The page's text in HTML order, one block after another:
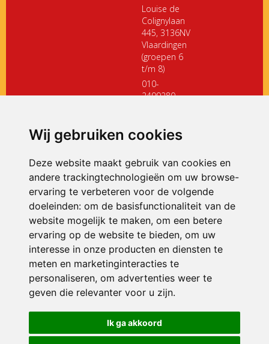
Wij gebruiken cookies
Deze website maakt gebruik van cookies en
andere trackingtechnologieën om uw browse-
ervaring te verbeteren voor de volgende
doeleinden: om de basisfunctionaliteit van de
website mogelijk te maken, om een betere
ervaring op de website te bieden, om uw
interesse in onze producten en diensten te
meten en marketinginteracties te
personaliseren, om advertenties weer te
geven die relevanter voor u zijn.
Ik ga akkoord
Louise de
Colignylaan
445, 3136NV
Vlaardingen
(groepen 6
t/m 8)
010-
2499280
ONDERDEEL VAN
© 2026 De Hoeksteen | Alle rechten voorbehouden
Privacy policy|Disclaimer| Klachtenregeling|RSIN en Anbi
voorkeuren
Crealisatie The MindOffice